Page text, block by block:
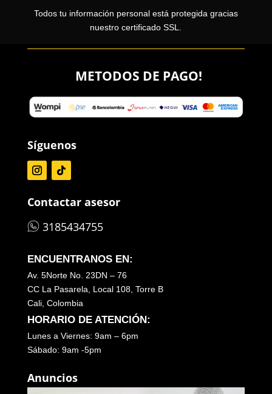
Todos tu información personal está protegida gracias
nuestro certificado SSL.
METODOS DE PAGO!
Síguenos
Contactar asesor
3185434755
ENCUENTRANOS EN:
Av. 5Norte No. 23DN – 76
CC La Pasarela, Local 108, Torre B
Cali, Colombia
HORARIO DE ATENCIÓN:
Lunes a Viernes: 9am – 6pm
Sábado: 9am -5pm
Anuncios